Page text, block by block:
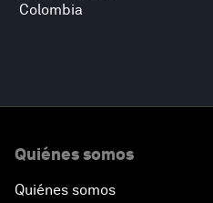
Colombia
Quiénes somos
Quiénes somos